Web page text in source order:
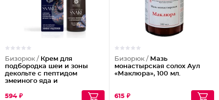
Бизорюк / Крем для
подбородка шеи и зоны
декольте с пептидом
змеиного яда и
594 ₽
Бизорюк / Мазь
монастырская солох Аул
«Маклюра», 100 мл.
615 ₽